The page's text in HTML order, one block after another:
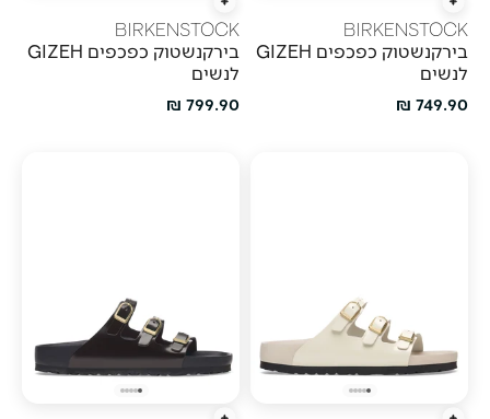
הוספה מהירה
BIRKENSTOCK
בירקנשטוק כפכפים GIZEH
לנשים
מחיר מבצע
749.90 ₪
הוספה מהירה
BIRKENSTOCK
בירקנשטוק כפכפים GIZEH
לנשים
מחיר מבצע
799.90 ₪